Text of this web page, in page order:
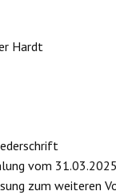
Hardt
vom 31.03.2025
zum weiteren